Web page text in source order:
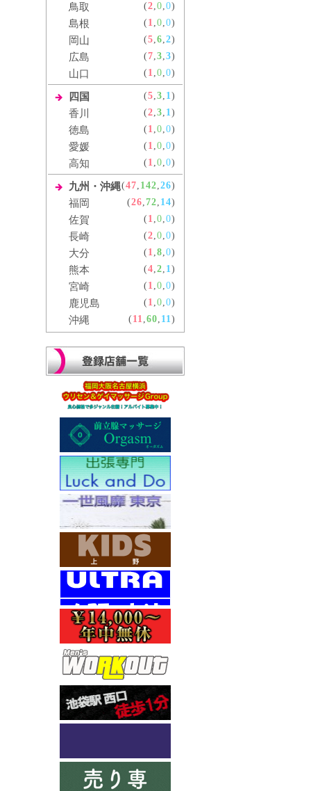
鳥取 (2,0,0)
島根 ( 1,0,0)
岡山 (5,6,2)
広島 (7,3,3)
山口 ( 1,0,0)
四国 (5,3, 1)
香川 (2,3, 1)
徳島 ( 1,0,0)
愛媛 ( 1,0,0)
高知 ( 1,0,0)
九州・沖縄(47, 142,26)
福岡 (26,72, 14)
佐賀 ( 1,0,0)
長崎 (2,0,0)
大分 ( 1,8,0)
熊本 (4,2, 1)
宮崎 ( 1,0,0)
鹿児島 ( 1,0,0)
沖縄 ( 11,60, 11)